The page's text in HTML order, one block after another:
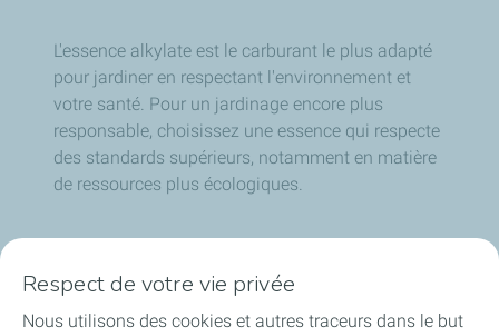
L'essence alkylate est le carburant le plus adapté
pour jardiner en respectant l'environnement et
votre santé. Pour un jardinage encore plus
responsable, choisissez une essence qui respecte
des standards supérieurs, notamment en matière
de ressources plus écologiques.
Respect de votre vie privée
Nous utilisons des cookies et autres traceurs dans le but